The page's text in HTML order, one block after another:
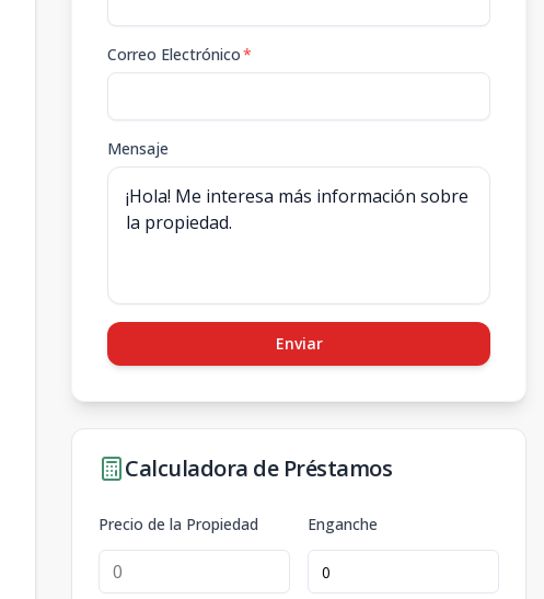
Correo Electrónico*
Mensaje
Enviar
Calculadora de Préstamos
Precio de la Propiedad Enganche